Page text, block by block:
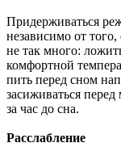
Придерживаться
независимо от
не так много:
комфортной
пить перед сном
засиживаться
за час до сна.
Расслабление